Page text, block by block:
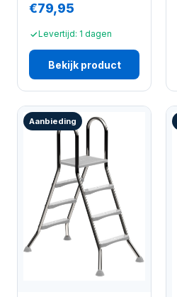
€79,95
Levertijd: 1 dagen
Bekijk product
Aanbieding